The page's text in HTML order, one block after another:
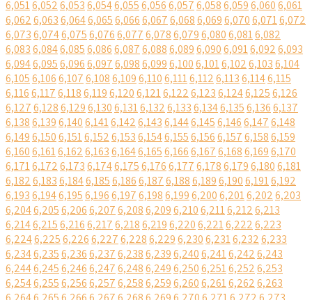
6,0516,0526,0536,0546,0556,0566,0576,0586,0596,0606,061
6,0626,0636,0646,0656,0666,0676,0686,0696,0706,0716,072
6,0736,0746,0756,0766,0776,0786,0796,0806,0816,082
6,0836,0846,0856,0866,0876,0886,0896,0906,0916,0926,093
6,0946,0956,0966,0976,0986,0996,1006,1016,1026,1036,104
6,1056,1066,1076,1086,1096,1106,1116,1126,1136,1146,115
6,1166,1176,1186,1196,1206,1216,1226,1236,1246,1256,126
6,1276,1286,1296,1306,1316,1326,1336,1346,1356,1366,137
6,1386,1396,1406,1416,1426,1436,1446,1456,1466,1476,148
6,1496,1506,1516,1526,1536,1546,1556,1566,1576,1586,159
6,1606,1616,1626,1636,1646,1656,1666,1676,1686,1696,170
6,1716,1726,1736,1746,1756,1766,1776,1786,1796,1806,181
6,1826,1836,1846,1856,1866,1876,1886,1896,1906,1916,192
6,1936,1946,1956,1966,1976,1986,1996,2006,2016,2026,203
6,2046,2056,2066,2076,2086,2096,2106,2116,2126,213
6,2146,2156,2166,2176,2186,2196,2206,2216,2226,223
6,2246,2256,2266,2276,2286,2296,2306,2316,2326,233
6,2346,2356,2366,2376,2386,2396,2406,2416,2426,243
6,2446,2456,2466,2476,2486,2496,2506,2516,2526,253
6,2546,2556,2566,2576,2586,2596,2606,2616,2626,263